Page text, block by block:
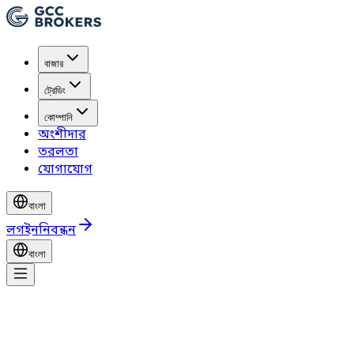
বাজার
ট্রেডিং
কোম্পানি
অংশীদার
তরলতা
যোগাযোগ
বাংলা
লগইননিবন্ধন
বাংলা